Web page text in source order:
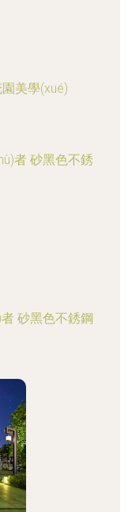
美學(xué)
砂黑色不銹鋼